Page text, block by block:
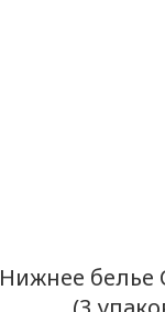
Нижнее белье